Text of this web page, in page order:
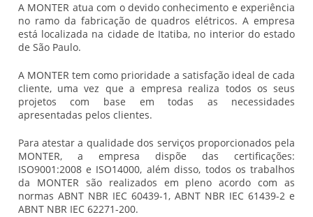
A MONTER atua com o devido conhecimento e experiência
no ramo da fabricação de quadros elétricos. A empresa
está localizada na cidade de Itatiba, no interior do estado
de São Paulo.
A MONTER tem como prioridade a satisfação ideal de cada
cliente, uma vez que a empresa realiza todos os seus
projetos com base em todas as necessidades
apresentadas pelos clientes.
Para atestar a qualidade dos serviços proporcionados pela
MONTER, a empresa dispõe das certificações:
ISO9001:2008 e ISO14000, além disso, todos os trabalhos
da MONTER são realizados em pleno acordo com as
normas ABNT NBR IEC 60439-1, ABNT NBR IEC 61439-2 e
ABNT NBR IEC 62271-200.